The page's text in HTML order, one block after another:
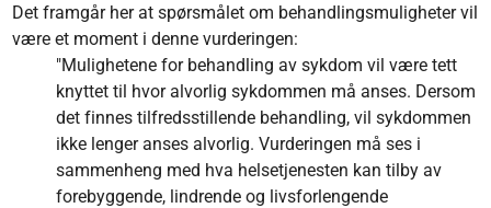
Det framgår her at spørsmålet om behandlingsmuligheter vil
være et moment i denne vurderingen:
"Mulighetene for behandling av sykdom vil være tett
knyttet til hvor alvorlig sykdommen må anses. Dersom
det finnes tilfredsstillende behandling, vil sykdommen
ikke lenger anses alvorlig. Vurderingen må ses i
sammenheng med hva helsetjenesten kan tilby av
forebyggende, lindrende og livsforlengende